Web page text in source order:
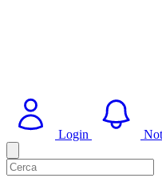
Login